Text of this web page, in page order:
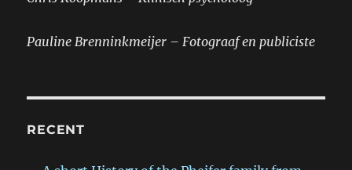
Pauline Brenninkmeijer – Fotograaf en publiciste
RECENT